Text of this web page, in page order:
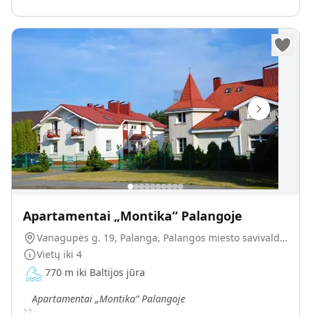
Apartamentai „Montika“ Palangoje
Vanagupės g. 19, Palanga, Palangos miesto savivaldybė, Lietuva
Vietų iki 4
770 m iki Baltijos jūra
„Apartamentai „Montika“ Palangoje